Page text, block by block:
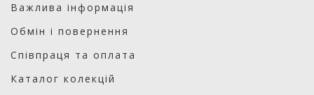
Важлива інформація
Обмін і повернення
Співпраця та оплата
Каталог колекцій